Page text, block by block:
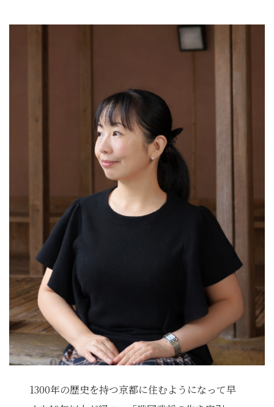
1300年の歴史を持つ京都に住むようになって早